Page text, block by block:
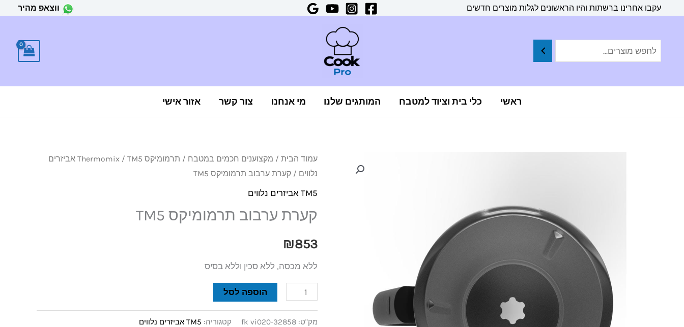
עקבו אחרינו ברשתות והיו הראשונים לגלות מוצרים חדשים ווצאפ מהיר
ראשי כלי בית וציוד למטבח המותגים שלנו מי אנחנו צור קשר אזור אישי
עמוד הבית / מקצוענים חכמים במטבח / תרמומיקס Thermomix /
TM5 אביזרים
נלווים / קערת ערבוב תרמומיקס TM5
TM5 אביזרים נלווים
קערת ערבוב תרמומיקס TM5
₪853
ללא מכסה, ללא סכין וללא בסיס
כמות
של
קערת
תרמומיקס
TM5
הוספה לסל
מק"ט: fk vi020-32858 קטגוריה: TM5 אביזרים נלווים